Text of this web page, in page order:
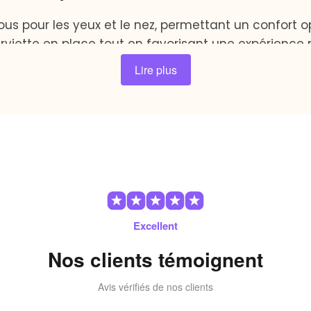
pour les yeux et le nez, permettant un confort
en place tout en favorisant une expérience
et prépare votre peau à l’hydratation
quotidienne avec des bienfaits dignes d’un spa
serviette à compression chaude
revitalise et rafraîchit votre peau, la rendant douce et
de beauté des personnes recherchant une routine
de luxe; il vous suffit d’allumer votreserviette à
Lire plus
Excellent
Nos clients témoignent
Avis vérifiés de nos clients